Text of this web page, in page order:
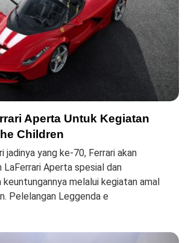
Aperta Untuk Kegiatan
Children
jadinya yang ke-70, Ferrari akan
LaFerrari Aperta spesial dan
keuntungannya melalui kegiatan amal
Pelelangan Leggenda e